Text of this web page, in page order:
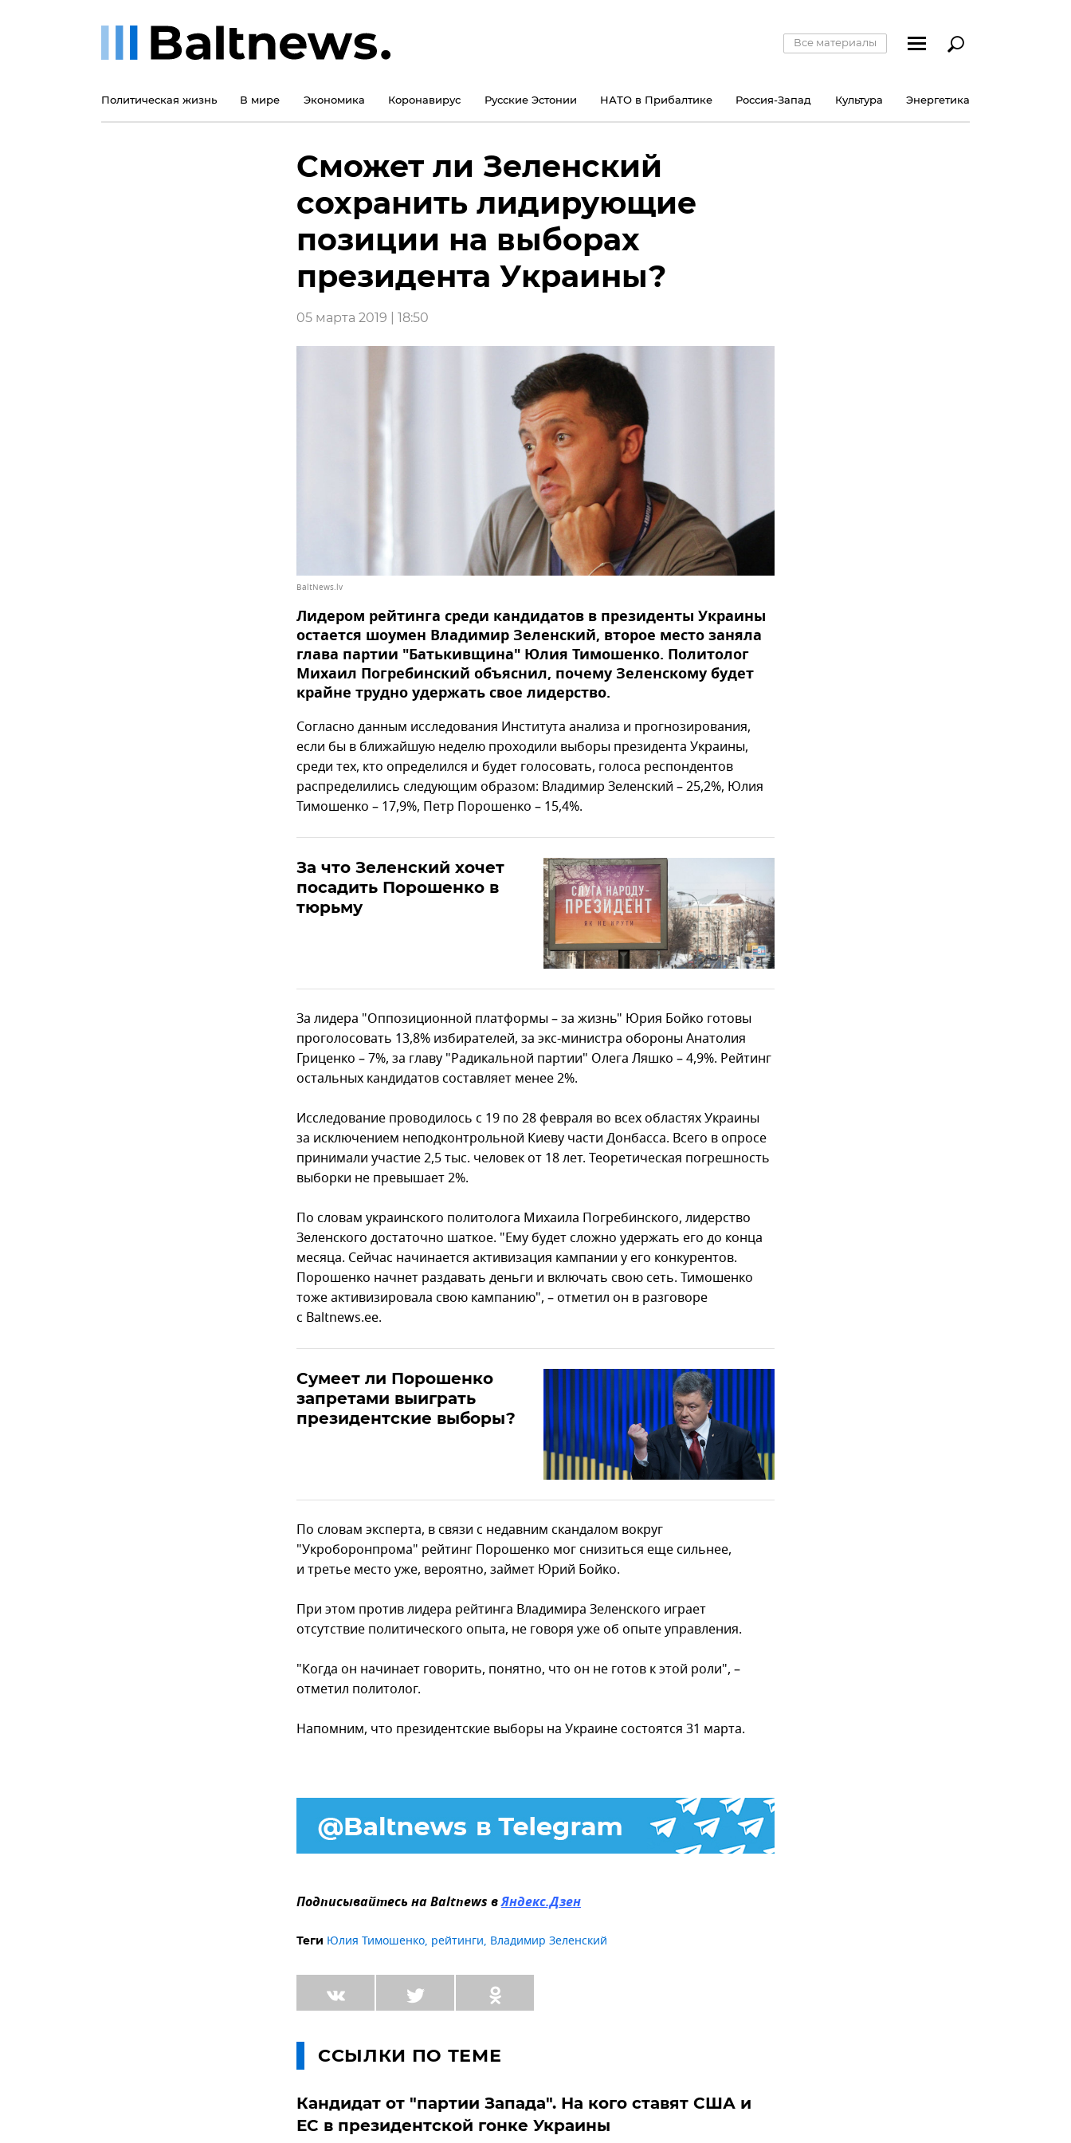
Все материалы
Политическая жизнь В мире Экономика Коронавирус Русские Эстонии НАТО в Прибалтике Россия-Запад Культура Энергетика
Сможет ли Зеленский
сохранить лидирующие
позиции на выборах
президента Украины?
05 марта 2019 | 18:50
BaltNews.lv
Лидером рейтинга среди кандидатов в президенты Украины
остается шоумен Владимир Зеленский, второе место заняла
глава партии "Батькивщина" Юлия Тимошенко. Политолог
Михаил Погребинский объяснил, почему Зеленскому будет
крайне трудно удержать свое лидерство.
Согласно данным исследования Института анализа и прогнозирования,
если бы в ближайшую неделю проходили выборы президента Украины,
среди тех, кто определился и будет голосовать, голоса респондентов
распределились следующим образом: Владимир Зеленский – 25,2%, Юлия
Тимошенко – 17,9%, Петр Порошенко – 15,4%.
За что Зеленский хочет
посадить Порошенко в
тюрьму
За лидера "Оппозиционной платформы – за жизнь" Юрия Бойко готовы
проголосовать 13,8% избирателей, за экс-министра обороны Анатолия
Гриценко – 7%, за главу "Радикальной партии" Олега Ляшко – 4,9%. Рейтинг
остальных кандидатов составляет менее 2%.
Исследование проводилось с 19 по 28 февраля во всех областях Украины
за исключением неподконтрольной Киеву части Донбасса. Всего в опросе
принимали участие 2,5 тыс. человек от 18 лет. Теоретическая погрешность
выборки не превышает 2%.
По словам украинского политолога Михаила Погребинского, лидерство
Зеленского достаточно шаткое. "Ему будет сложно удержать его до конца
месяца. Сейчас начинается активизация кампании у его конкурентов.
Порошенко начнет раздавать деньги и включать свою сеть. Тимошенко
тоже активизировала свою кампанию", – отметил он в разговоре
с Baltnews.ee.
Сумеет ли Порошенко
запретами выиграть
президентские выборы?
По словам эксперта, в связи с недавним скандалом вокруг
"Укроборонпрома" рейтинг Порошенко мог снизиться еще сильнее,
и третье место уже, вероятно, займет Юрий Бойко.
При этом против лидера рейтинга Владимира Зеленского играет
отсутствие политического опыта, не говоря уже об опыте управления.
"Когда он начинает говорить, понятно, что он не готов к этой роли", –
отметил политолог.
Напомним, что президентские выборы на Украине состоятся 31 марта.
Подписывайтесь на Baltnews вЯндекс.Дзен
Теги Юлия Тимошенко, рейтинги, Владимир Зеленский
ССЫЛКИ ПО ТЕМЕ
Кандидат от "партии Запада". На кого ставят США и
ЕС в президентской гонке Украины